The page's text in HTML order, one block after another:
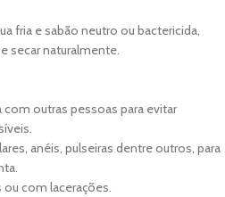
fria e sabão neutro ou bactericida,
secar naturalmente.
outras pessoas para evitar
anéis, pulseiras dentre outros, para
com lacerações.